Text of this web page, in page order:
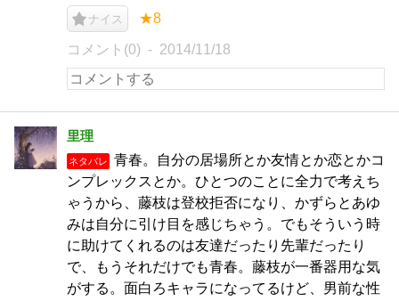
ナイス ★8
コメント(0) 2014/11/18
里理
ネタバレ
青春。自分の居場所とか友情とか恋とかコ
ンプレックスとか。ひとつのことに全力で考えち
ゃうから、藤枝は登校拒否になり、かずらとあゆ
みは自分に引け目を感じちゃう。でもそういう時
に助けてくれるのは友達だったり先輩だったり
で、もうそれだけでも青春。藤枝が一番器用な気
がする。面白ろキャラになってるけど、男前な性